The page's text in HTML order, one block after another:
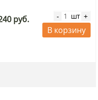
руб. - шт +
В корзину